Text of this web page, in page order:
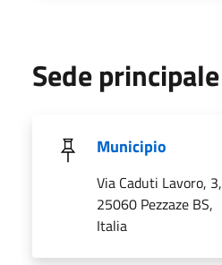
Sede principale
Municipio
Via Caduti Lavoro, 3,
25060 Pezzaze BS,
Italia